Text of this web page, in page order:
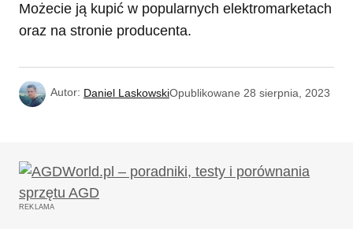
Możecie ją kupić w popularnych elektromarketach
oraz na stronie producenta.
Autor: Daniel LaskowskiOpublikowane 28 sierpnia, 2023
REKLAMA